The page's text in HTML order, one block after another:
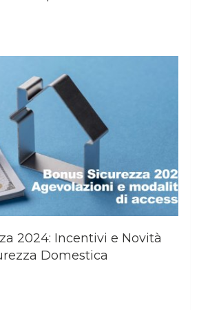
2024: Incentivi e Novità
Domestica